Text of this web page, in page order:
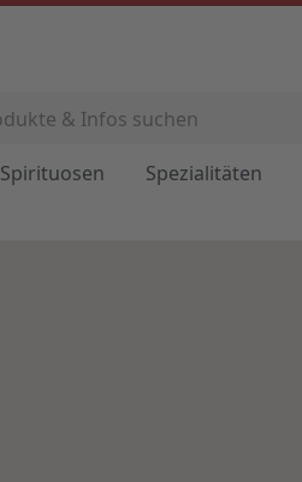
Spirituosen Spezialitäten